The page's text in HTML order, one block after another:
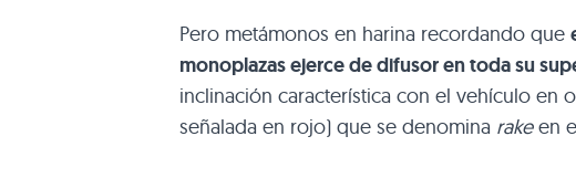
Pero metámonos en harina recordando que
monoplazas ejerce de difusor en toda su
inclinación característica con el vehículo en
señalada en rojo) que se denomina rakeen